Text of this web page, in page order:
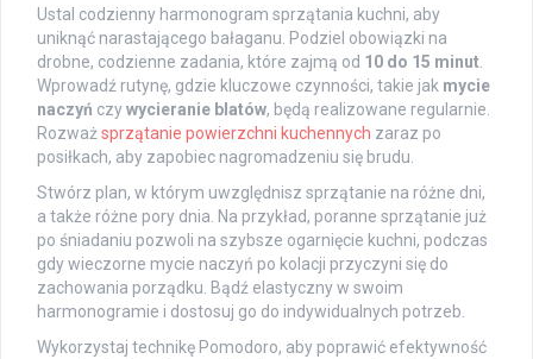
Ustal codzienny harmonogram sprzątania kuchni, aby
uniknąć narastającego bałaganu. Podziel obowiązki na
drobne, codzienne zadania, które zajmą od 10 do 15 minut.
Wprowadź rutynę, gdzie kluczowe czynności, takie jak mycie
naczyń czywycieranie blatów, będą realizowane regularnie.
Rozważsprzątanie powierzchni kuchennych zaraz po
posiłkach, aby zapobiec nagromadzeniu się brudu.
Stwórz plan, w którym uwzględnisz sprzątanie na różne dni,
a także różne pory dnia. Na przykład, poranne sprzątanie już
po śniadaniu pozwoli na szybsze ogarnięcie kuchni, podczas
gdy wieczorne mycie naczyń po kolacji przyczyni się do
zachowania porządku. Bądź elastyczny w swoim
harmonogramie i dostosuj go do indywidualnych potrzeb.
Wykorzystaj technikę Pomodoro, aby poprawić efektywność